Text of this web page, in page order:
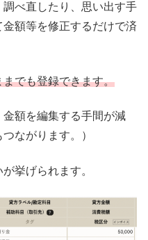
べ直したり、思い出す手
額等を修正するだけで済
でも登録できます。
金額を編集する手間が減
ながります。）
挙げられます。